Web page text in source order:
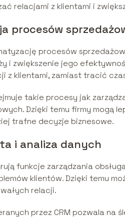
relacjami z klientami i
procesów
procesów
i zwiększenie jego
z klientami, zamiast tracić
takie procesy jak
Dzięki temu firmy mogą
trafne decyzje biznesowe.
i analiza danych
funkcje zarządzania
klientów. Dzięki temu
relacji.
przez CRM pozwala na